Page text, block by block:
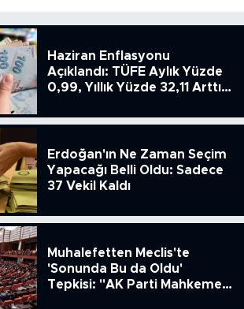
Haziran Enflasyonu
Açıklandı: TÜFE Aylık Yüzde
0,99, Yıllık Yüzde 32,11 Arttı,
51.49
Erdoğan'ın Ne Zaman Seçim
Yapacağı Belli Oldu: Sadece
37 Vekil Kaldı
Muhalefetten Meclis'te
'Sonunda Bu da Oldu'
Tepkisi: "AK Parti Mahkeme